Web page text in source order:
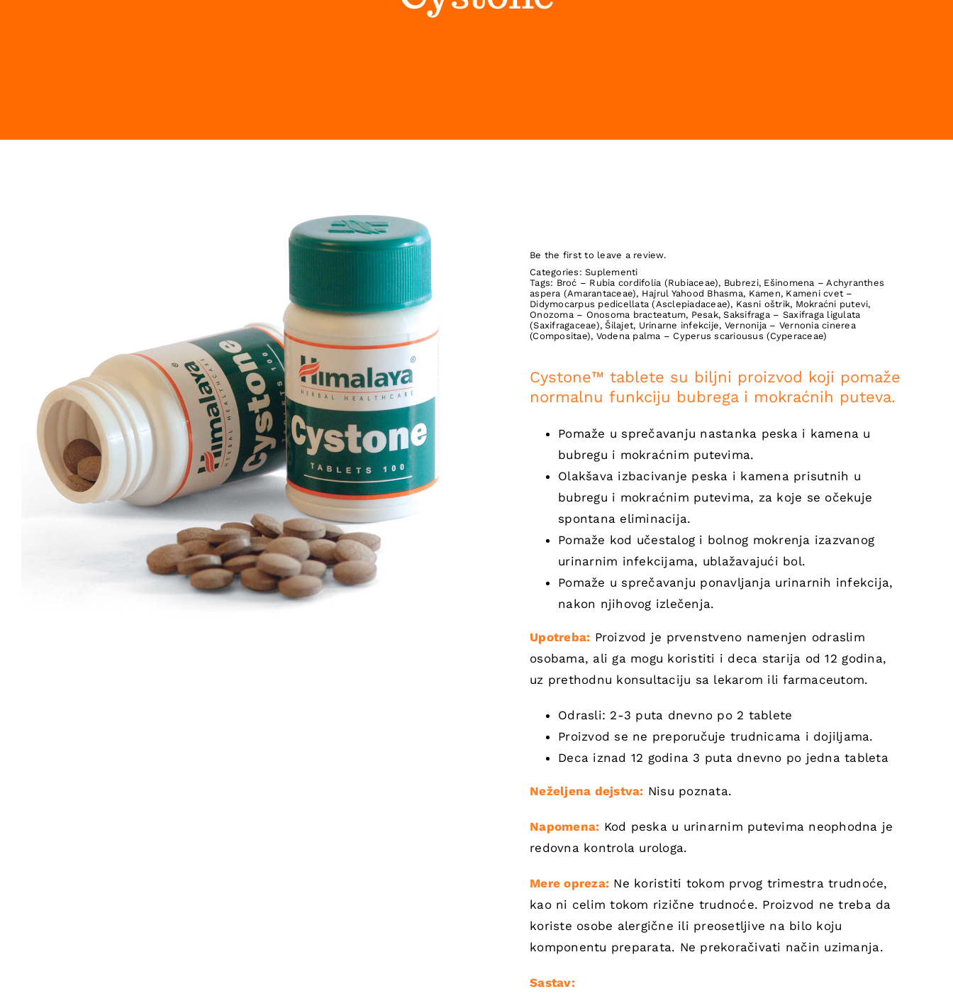
Be the first to leave a review.
Categories:Suplementi
Tags: Broć – Rubia cordifolia (Rubiaceae), Bubrezi, Ešinomena – Achyranthes
aspera (Amarantaceae), Hajrul Yahood Bhasma, Kamen, Kameni cvet –
Didymocarpus pedicellata (Asclepiadaceae), Kasni oštrik, Mokraćni putevi,
Onozoma – Onosoma bracteatum, Pesak,Saksifraga – Saxifraga ligulata
(Saxifragaceae),Šilajet, Urinarne infekcije, Vernonija – Vernonia cinerea
(Compositae), Vodena palma – Cyperus scariousus (Cyperaceae)
Cystone™ tablete su biljni proizvod koji pomaže
normalnu funkciju bubrega i mokraćnih puteva.
Pomaže u sprečavanju nastanka peska i kamena u
bubregu i mokraćnim putevima.
Olakšava izbacivanje peska i kamena prisutnih u
bubregu i mokraćnim putevima, za koje se očekuje
spontana eliminacija.
Pomaže kod učestalog i bolnog mokrenja izazvanog
urinarnim infekcijama, ublažavajući bol.
Pomaže u sprečavanju ponavljanja urinarnih infekcija,
nakon njihovog izlečenja.
Upotreba: Proizvod je prvenstveno namenjen odraslim
osobama, ali ga mogu koristiti i deca starija od 12 godina,
uz prethodnu konsultaciju sa lekarom ili farmaceutom.
Odrasli: 2-3 puta dnevno po 2 tablete
Proizvod se ne preporučuje trudnicama i dojiljama.
Deca iznad 12 godina 3 puta dnevno po jedna tableta
Neželjena dejstva: Nisu poznata.
Napomena: Kod peska u urinarnim putevima neophodna je
redovna kontrola urologa.
Mere opreza: Ne koristiti tokom prvog trimestra trudnoće,
kao ni celim tokom rizične trudnoće. Proizvod ne treba da
koriste osobe alergične ili preosetljive na bilo koju
komponentu preparata. Ne prekoračivati način uzimanja.
Sastav: